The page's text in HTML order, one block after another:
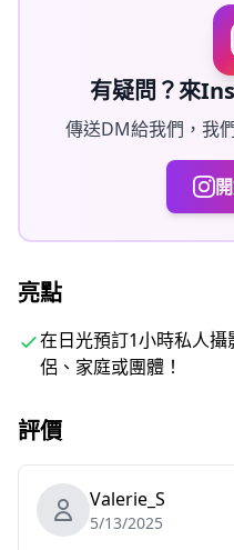
・如果在預定日期前3天預
天意外下雨，有三種選擇
改地點，或(3)取消拍攝。
包含內容
・照片數據（100+原始文件
請注意：編輯不包括修圖
除物體。
有疑問？來
傳送DM給我們，我
亮點
在日光預訂1小時私人
侶、家庭或團體！
評價
Valerie_S
5/13/2025